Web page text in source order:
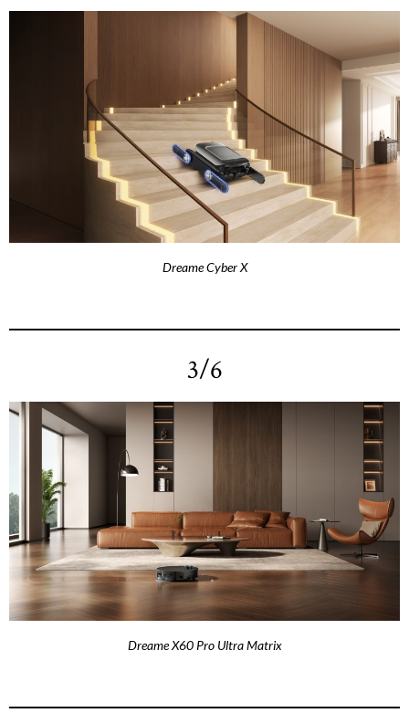
Dreame Cyber X
3/6
Dreame X60 Pro Ultra Matrix